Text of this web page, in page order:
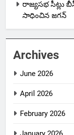
రాజ్యసభ సీట్లు
సాధించిన జగన్
Archives
June 2026
April 2026
February 2026